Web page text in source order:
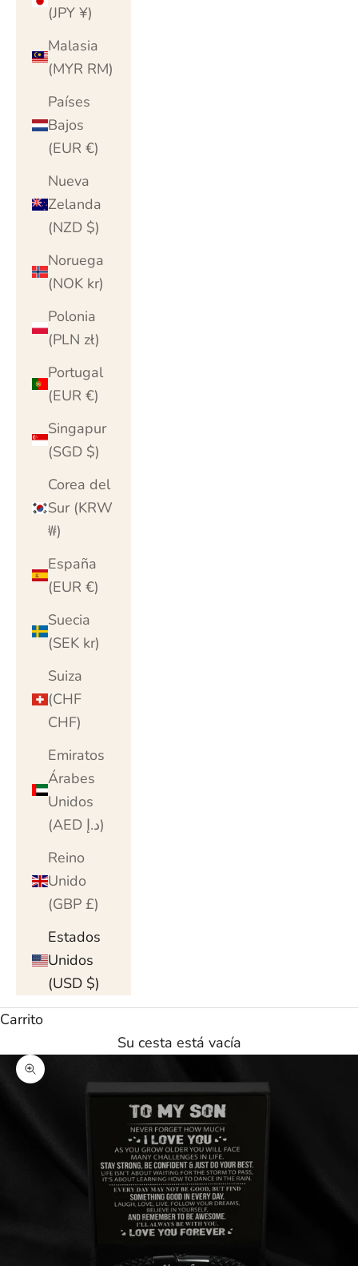
(JPY ¥)
Malasia
(MYR RM)
Países
Bajos
(EUR €)
Nueva
Zelanda
(NZD $)
Noruega
(NOK kr)
Polonia
(PLN zł)
Portugal
(EUR €)
Singapur
(SGD $)
Corea del
Sur (KRW
₩)
España
(EUR €)
Suecia
(SEK kr)
Suiza
(CHF
CHF)
Emiratos
Árabes
Unidos
(AED د.إ)
Reino
Unido
(GBP £)
Estados
Unidos
(USD $)
Carrito
Su cesta está vacía
Ampliar imagen